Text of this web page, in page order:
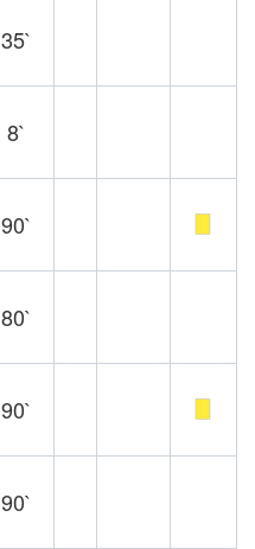
35`
8`
90`
80`
90`
90`